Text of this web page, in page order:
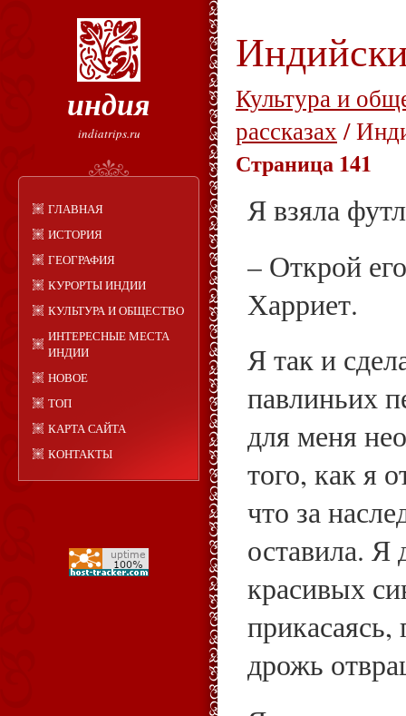
индия
indiatrips.ru
ГЛАВНАЯ
ИСТОРИЯ
ГЕОГРАФИЯ
КУРОРТЫ ИНДИИ
КУЛЬТУРА И ОБЩЕСТВО
ИНТЕРЕСНЫЕ МЕСТА
ИНДИИ
НОВОЕ
ТОП
КАРТА САЙТА
КОНТАКТЫ
Культура и
рассказах/
Страница 141
Я взяла
– Открой
Харриет.
Я так и
павлиньих
для меня
того, как я
что за
оставила. Я
красивых
прикасаясь,
дрожь